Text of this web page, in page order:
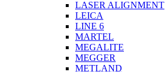
LASER ALIGNMENT
LEICA
LINE 6
MARTEL
MEGALITE
MEGGER
METLAND